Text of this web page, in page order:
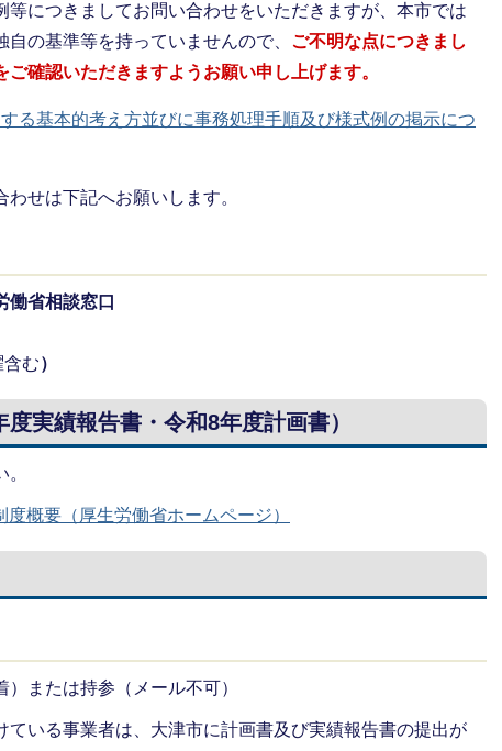
につきましてお問い合わせをいただきますが、本市では
の基準等を持っていませんので、 ご不明な点につきまし
確認いただきますようお願い申し上げます。
る基本的考え方並びに事務処理手順及び様式例の掲示につ
せは下記へお願いします。
省相談窓口
む）
実績報告書・令和8年度計画書）
概要（厚生労働省ホームページ）
または持参（メール不可）
ている事業者は、大津市に計画書及び実績報告書の提出が